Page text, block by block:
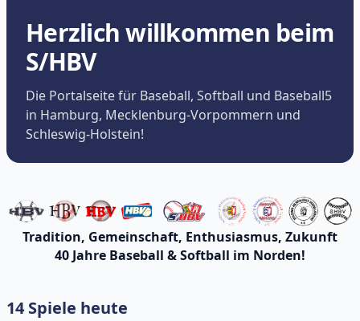
Herzlich willkommen beim
S/HBV
Die Portalseite für Baseball, Softball und Baseball5
in Hamburg, Mecklenburg-Vorpommern und
Schleswig-Holstein!
Tradition, Gemeinschaft, Enthusiasmus, Zukunft
40 Jahre Baseball & Softball im Norden!
14 Spiele heute